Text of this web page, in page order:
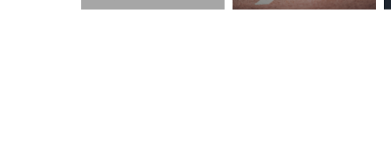
de transformer la
course à pied:chaque